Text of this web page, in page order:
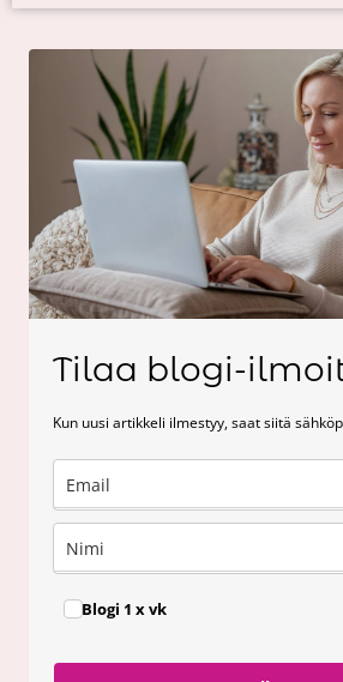
Tilaa blogi-
Kun uusi artikkeli ilmestyy, saat siitä
Blogi 1 x vk